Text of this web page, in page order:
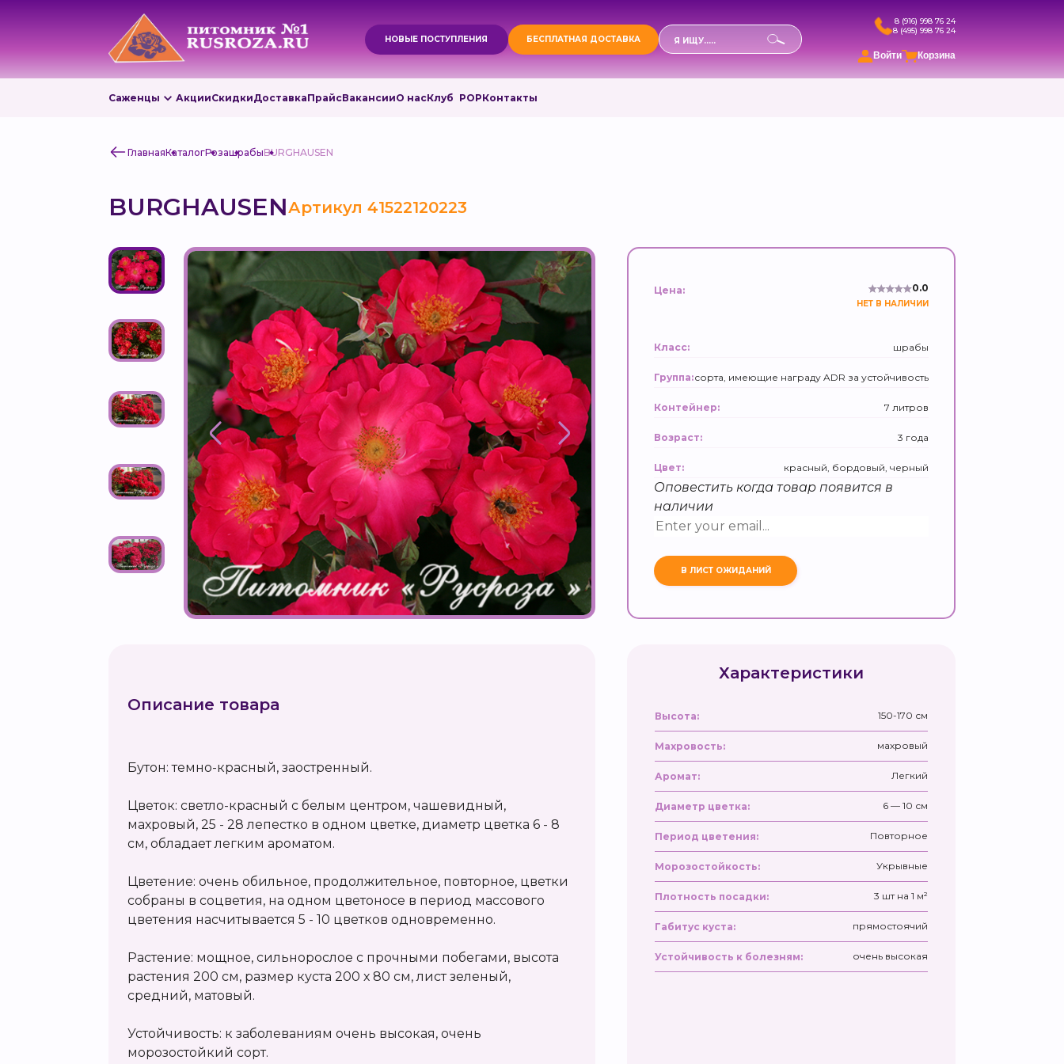
НОВЫЕ ПОСТУПЛЕНИЯ БЕСПЛАТНАЯ ДОСТАВКА
Поиск
товаров
8 (916) 998 76 24
8 (495) 998 76 24
Войти Корзина
Саженцы АкцииСкидкиДоставкаПрайсВакансииО насКлуб РОРКонтакты
ГлавнаяКаталогРозашрабыBURGHAUSEN
BURGHAUSENАртикул 41522120223
Цена: 0.0
НЕТ В НАЛИЧИИ
Класс: шрабы
Группа:сорта, имеющие награду ADR за устойчивость
Контейнер: 7 литров
Возраст: 3 года
Цвет: красный, бордовый, черный
Оповестить когда товар появится в
наличии
Описание товара
Бутон: темно-красный, заостренный.
Цветок: светло-красный с белым центром, чашевидный,
махровый, 25 - 28 лепестко в одном цветке, диаметр цветка 6 - 8
см, обладает легким ароматом.
Цветение: очень обильное, продолжительное, повторное, цветки
собраны в соцветия, на одном цветоносе в период массового
цветения насчитывается 5 - 10 цветков одновременно.
Растение: мощное, сильнорослое с прочными побегами, высота
растения 200 см, размер куста 200 х 80 см, лист зеленый,
средний, матовый.
Устойчивость: к заболеваниям очень высокая, очень
морозостойкий сорт.
Характеристики
Высота: 150-170 см
Махровость: махровый
Аромат: Легкий
Диаметр цветка: 6 — 10 см
Период цветения: Повторное
Морозостойкость: Укрывные
Плотность посадки: 3 шт на 1 м²
Габитус куста: прямостоячий
Устойчивость к болезням: очень высокая